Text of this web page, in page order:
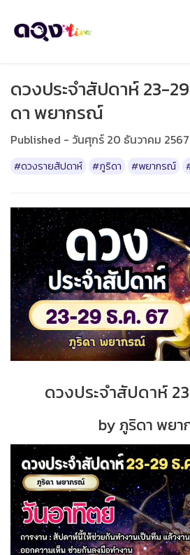
ดวงประจำสัปดาห์ 23-
ดา พยากรณ์
Published - วันศุกร์ 20 ธันวาคม 2567
#ดวงรายสัปดาห์ #ภูริดา #พยากรณ์
ดวงประจำสัปดาห์
by ภูริดา พย